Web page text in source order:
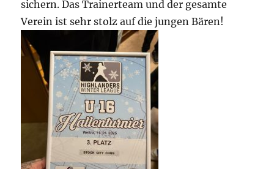
sichern. Das Trainerteam und der gesamte
Verein ist sehr stolz auf die jungen Bären!